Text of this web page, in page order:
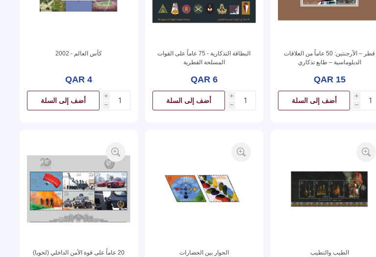
قطر – الأرجنتين: 50 عاماً من العلاقات
الدبلوماسية – طابع تذكاري
QAR 15
i
h
أضف إلى السلة
البطاقة التذكارية - 75 عاماً على القوات
المسلحة القطرية
QAR 6
i
h
أضف إلى السلة
كأس العالم - 2002
QAR 4
i
h
أضف إلى السلة
الطيب والتطيب الحوار بين الحضارات
20 عاماً على قوة الأمن الداخلي (لخويا)